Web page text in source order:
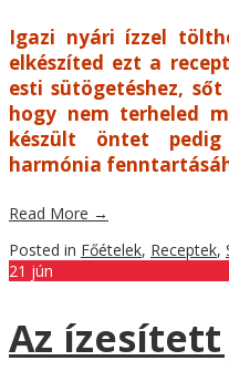
Igazi nyári ízzel
elkészíted ezt a
esti sütögetéshez,
hogy nem terheled
készült öntet
harmónia
Read More →
Posted in Főételek, Receptek,
21 jún
Az